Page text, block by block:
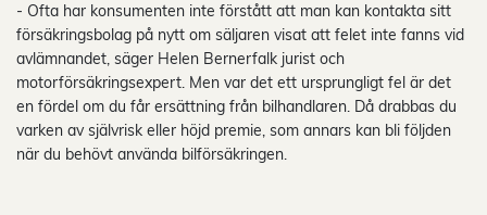
- Ofta har konsumenten inte förstått att man kan kontakta sitt
försäkringsbolag på nytt om säljaren visat att felet inte fanns vid
avlämnandet, säger Helen Bernerfalk jurist och
motorförsäkringsexpert. Men var det ett ursprungligt fel är det
en fördel om du får ersättning från bilhandlaren. Då drabbas du
varken av självrisk eller höjd premie, som annars kan bli följden
när du behövt använda bilförsäkringen.